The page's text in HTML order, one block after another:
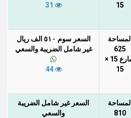
15
المساحة
625
شارع 15 ×
15
السعر سوم ٥١٠ الف ريال
غير شامل الضريبة والسعي
44
المساحة
810
السعر غير شامل الضريبة
والسعي